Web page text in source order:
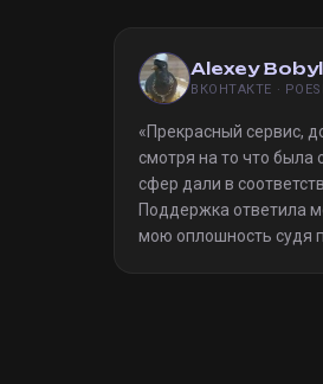
Alexey
ВКОНТАКТЕ ·
«Прекрасный сервис,
смотря на то что была
сфер дали в
Поддержка ответила
мою оплошность судя